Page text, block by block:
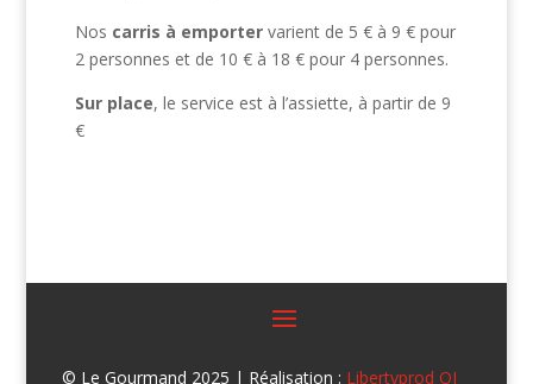
Nos carris à emporter varient de 5 € à 9 € pour
2 personnes et de 10 € à 18 € pour 4 personnes.
Sur place, le service est à l’assiette, à partir de 9
€
© Le Gourmand 2025 | Réalisation : Libertyprod OI